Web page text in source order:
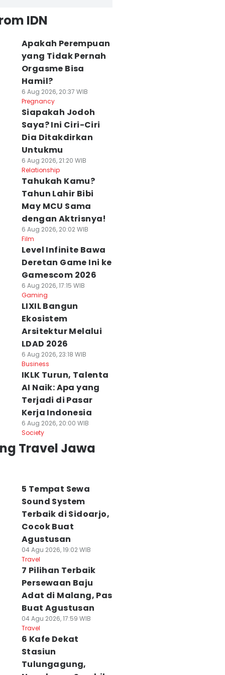
IDN
Apakah Perempuan
yang Tidak Pernah
Orgasme Bisa
Hamil?
6 Aug 2026, 20:37 WIB
Pregnancy
Siapakah Jodoh
Saya? Ini Ciri-Ciri
Dia Ditakdirkan
Untukmu
6 Aug 2026, 21:20 WIB
Relationship
Tahukah Kamu?
Tahun Lahir Bibi
May MCU Sama
dengan Aktrisnya!
6 Aug 2026, 20:02 WIB
Film
Level Infinite Bawa
Deretan Game Ini ke
Gamescom 2026
6 Aug 2026, 17:15 WIB
Gaming
LIXIL Bangun
Ekosistem
Arsitektur Melalui
LDAD 2026
6 Aug 2026, 23:18 WIB
Business
IKLK Turun, Talenta
AI Naik: Apa yang
Terjadi di Pasar
Kerja Indonesia
6 Aug 2026, 20:00 WIB
Society
Travel Jawa
5 Tempat Sewa
Sound System
Terbaik di Sidoarjo,
Cocok Buat
Agustusan
04 Agu 2026, 19:02 WIB
Travel
7 Pilihan Terbaik
Persewaan Baju
Adat di Malang, Pas
Buat Agustusan
04 Agu 2026, 17:59 WIB
Travel
6 Kafe Dekat
Stasiun
Tulungagung,